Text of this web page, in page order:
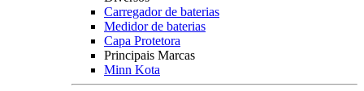
Carregador de baterias
Medidor de baterias
Capa Protetora
Principais Marcas
Minn Kota